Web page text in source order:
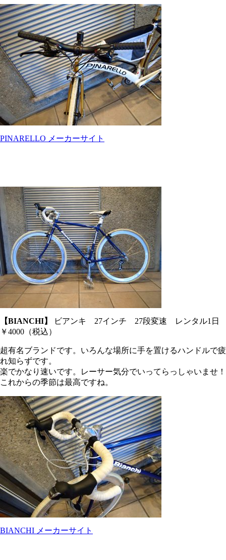
PINARELLO メーカーサイト
【BIANCHI】
ビアンキ 27インチ 27段変速 レンタル1日
￥4000（税込）
超有名ブランドです。いろんな場所に手を置けるハンドルで疲
れ知らずです。
楽でかなり速いです。レーサー気分でいってらっしゃいませ！
これからの季節は最高ですね。
BIANCHI メーカーサイト